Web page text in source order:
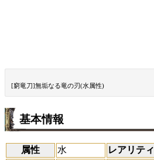
[窮竜刀]無垢なる竜の刃(水属性)
基本情報
属性 水 レアリティ